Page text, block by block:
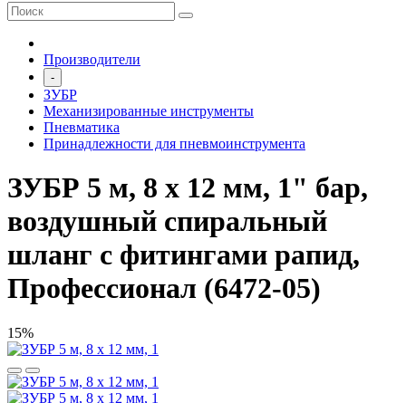
Производители
-
ЗУБР
Механизированные инструменты
Пневматика
Принадлежности для пневмоинструмента
ЗУБР 5 м, 8 х 12 мм, 1" бар,
воздушный спиральный
шланг с фитингами рапид,
Профессионал (6472-05)
15%